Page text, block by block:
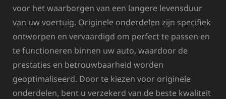
voor het waarborgen van een langere levensduur
van uw voertuig. Originele onderdelen zijn specifiek
ontworpen en vervaardigd om perfect te passen en
te functioneren binnen uw auto, waardoor de
prestaties en betrouwbaarheid worden
geoptimaliseerd. Door te kiezen voor originele
onderdelen, bent u verzekerd van de beste kwaliteit